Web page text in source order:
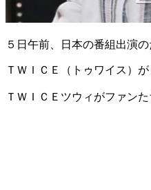
５日午前、日本の番組出演
ＴＷＩＣＥ（トゥワイス）
ＴＷＩＣＥツウィがファン